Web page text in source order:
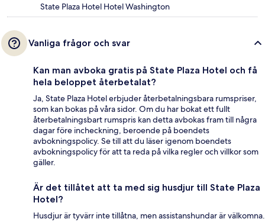
State Plaza Hotel Hotel Washington
Vanliga frågor och svar
Kan man avboka gratis på State Plaza Hotel och få
hela beloppet återbetalat?
Ja, State Plaza Hotel erbjuder återbetalningsbara rumspriser,
som kan bokas på våra sidor. Om du har bokat ett fullt
återbetalningsbart rumspris kan detta avbokas fram till några
dagar före incheckning, beroende på boendets
avbokningspolicy. Se till att du läser igenom boendets
avbokningspolicy för att ta reda på vilka regler och villkor som
gäller.
Är det tillåtet att ta med sig husdjur till State Plaza
Hotel?
Husdjur är tyvärr inte tillåtna, men assistanshundar är välkomna.